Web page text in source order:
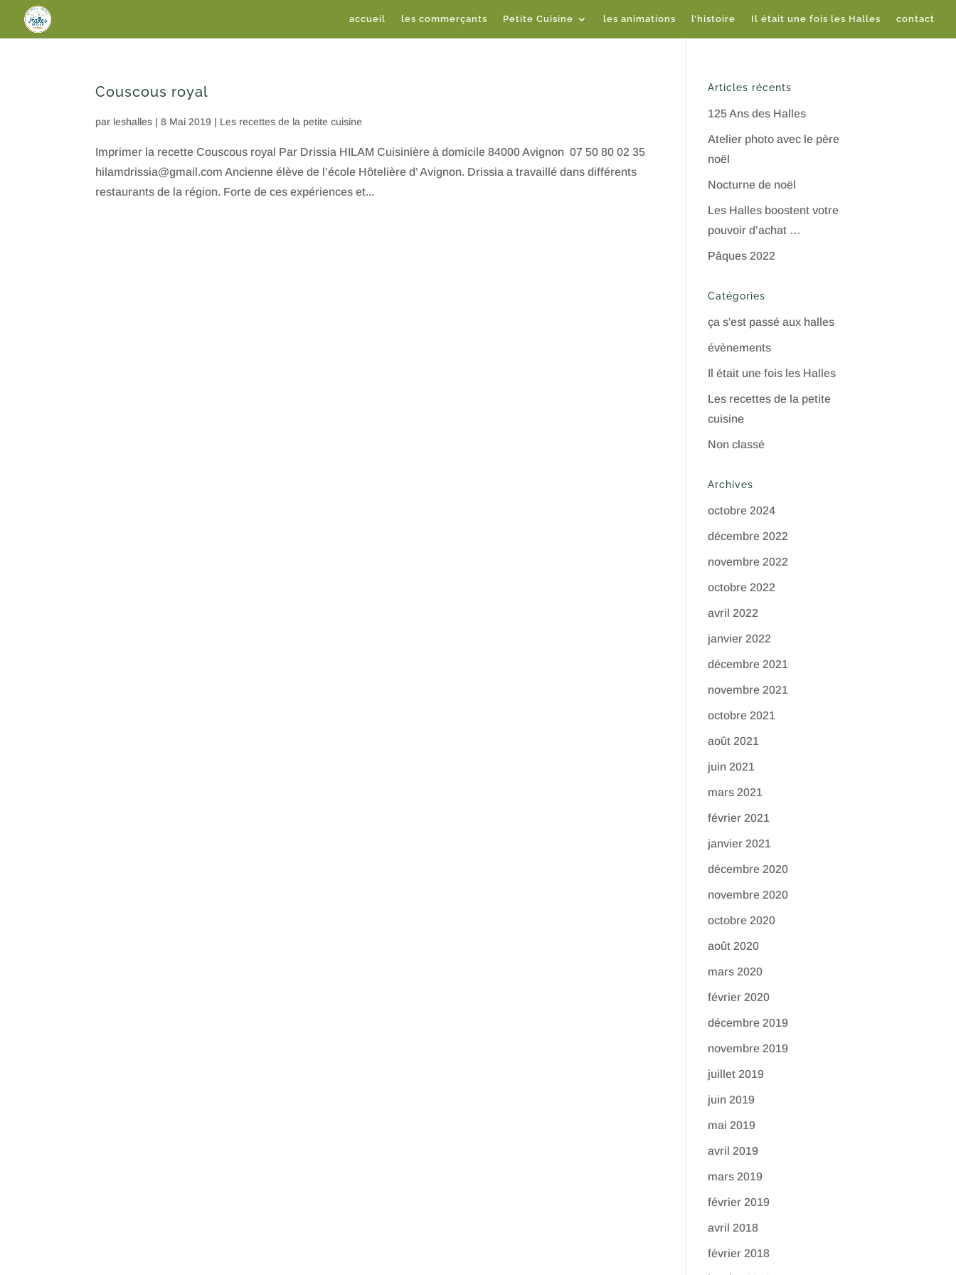
accueil les commerçants Petite Cuisine les animations l’histoire Il était une fois les Halles contact
Couscous royal
par leshalles |8 Mai 2019 | Les recettes de la petite cuisine
Imprimer la recette Couscous royal Par Drissia HILAM Cuisinière à domicile 84000 Avignon 07 50 80 02 35
hilamdrissia@gmail.com Ancienne élève de l’école Hôtelière d’ Avignon. Drissia a travaillé dans différents
restaurants de la région. Forte de ces expériences et...
Articles récents
125 Ans des Halles
Atelier photo avec le père
noël
Nocturne de noël
Les Halles boostent votre
pouvoir d’achat …
Pâques 2022
Catégories
ça s'est passé aux halles
évènements
Il était une fois les Halles
Les recettes de la petite
cuisine
Non classé
Archives
octobre 2024
décembre 2022
novembre 2022
octobre 2022
avril 2022
janvier 2022
décembre 2021
novembre 2021
octobre 2021
août 2021
juin 2021
mars 2021
février 2021
janvier 2021
décembre 2020
novembre 2020
octobre 2020
août 2020
mars 2020
février 2020
décembre 2019
novembre 2019
juillet 2019
juin 2019
mai 2019
avril 2019
mars 2019
février 2019
avril 2018
février 2018